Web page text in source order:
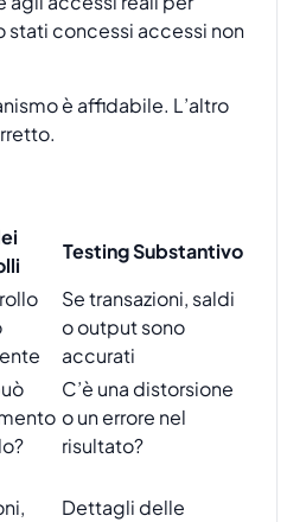
stati concessi accessi non
è affidabile. L’altro
Testing Substantivo
Se transazioni, saldi
o output sono
accurati
C’è una distorsione
o un errore nel
risultato?
Dettagli delle